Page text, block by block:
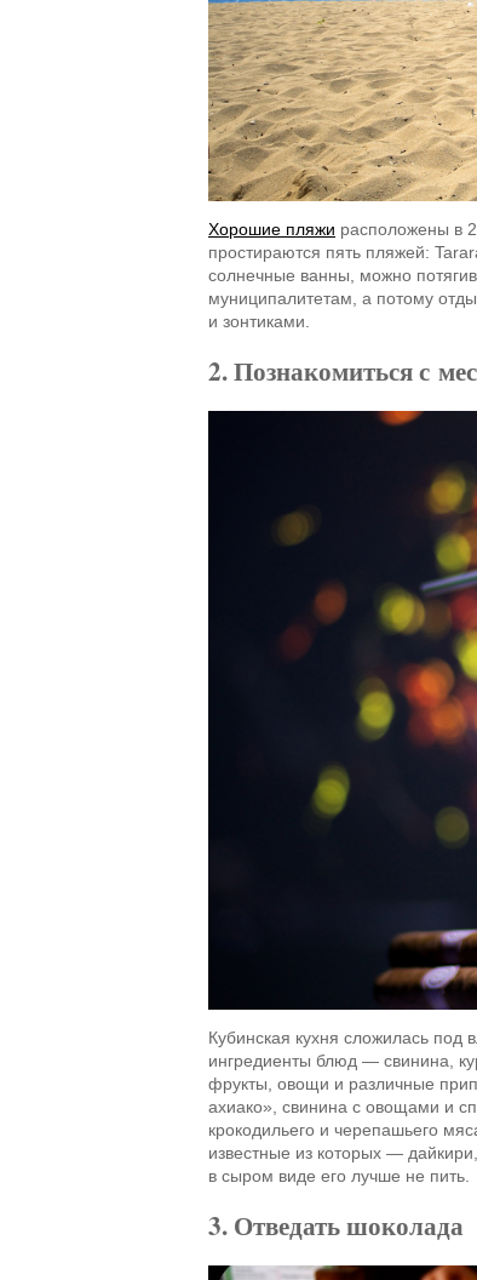
Хорошие пляжи расположены в
простираются пять пляжей:
солнечные ванны, можно
муниципалитетам, а потому
и зонтиками.
2. Познакомиться с
Кубинская кухня сложилась под
ингредиенты блюд — свинина,
фрукты, овощи и различные
ахиако», свинина с овощами и
крокодильего и черепашьего
известные из которых —
в сыром виде его лучше не пить.
3. Отведать шоколада